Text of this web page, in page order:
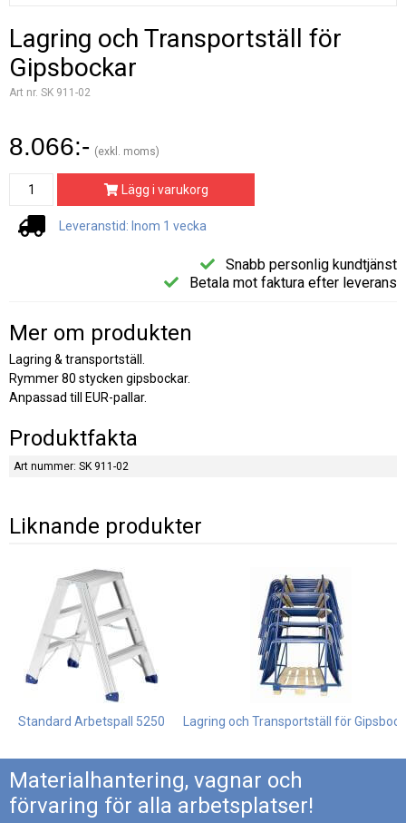
Lagring och Transportställ för
Gipsbockar
Art nr. SK 911-02
8.066:- (exkl. moms)
Lägg i varukorg
Leveranstid: Inom 1 vecka
Snabb personlig kundtjänst
Betala mot faktura efter leverans
Mer om produkten
Lagring & transportställ.
Rymmer 80 stycken gipsbockar.
Anpassad till EUR-pallar.
Produktfakta
Art nummer: SK 911-02
Liknande produkter
Standard Arbetspall 5250 Lagring och Transportställ för
Materialhantering, vagnar och
förvaring för alla arbetsplatser!